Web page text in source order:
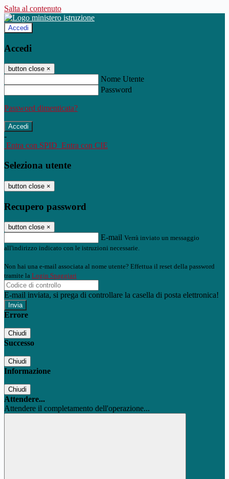
Salta al contenuto
Accedi
Accedi
button close ×
Nome Utente
Password
Password dimenticata?
-
Entra con SPID Entra con CIE
Seleziona utente
button close ×
Recupero password
button close ×
E-mail Verrà inviato un messaggio
all'indirizzo indicato con le istruzioni necessarie.
Non hai una e-mail associata al nome utente? Effettua il reset della password
tramite la Login Spaggiari
E-mail inviata, si prega di controllare la casella di posta elettronica!
Errore
Chiudi
Successo
Chiudi
Informazione
Chiudi
Attendere...
Attendere il completamento dell'operazione...